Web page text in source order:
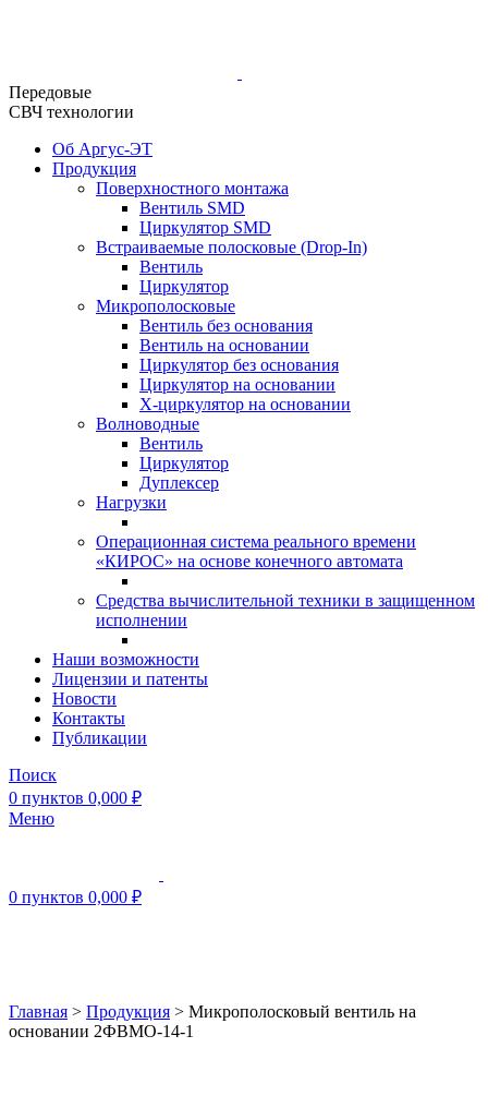
Передовые
СВЧ технологии
Об Аргус-ЭТ
Продукция
Поверхностного монтажа
Вентиль SMD
Циркулятор SMD
Встраиваемые полосковые (Drop-In)
Вентиль
Циркулятор
Микрополосковые
Вентиль без основания
Вентиль на основании
Циркулятор без основания
Циркулятор на основании
Х-циркулятор на основании
Волноводные
Вентиль
Циркулятор
Дуплексер
Нагрузки
Операционная система реального времени
«КИРОС» на основе конечного автомата
Средства вычислительной техники в защищенном
исполнении
Наши возможности
Лицензии и патенты
Новости
Контакты
Публикации
Поиск
0 пунктов 0,000 ₽
Меню
0 пунктов 0,000 ₽
Главная > Продукция > Микрополосковый вентиль на
основании 2ФВМO-14-1